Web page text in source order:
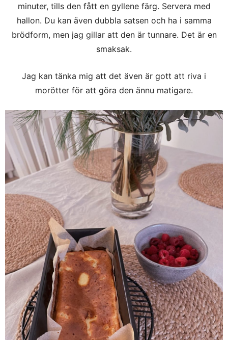
minuter, tills den fått en gyllene färg. Servera med
hallon. Du kan även dubbla satsen och ha i samma
brödform, men jag gillar att den är tunnare. Det är en
smaksak.
Jag kan tänka mig att det även är gott att riva i
morötter för att göra den ännu matigare.